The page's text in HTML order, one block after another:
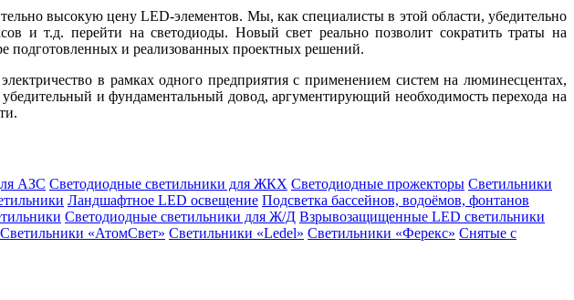
высокую цену LED-элементов. Мы, как специалисты в этой области, убедительно
и т.д. перейти на светодиоды. Новый свет реально позволит сократить траты на
подготовленных и реализованных проектных решений.
в рамках одного предприятия с применением систем на люминесцентах,
и фундаментальный довод, аргументирующий необходимость перехода на
АЗС Светодиодные светильники для ЖКХ Светодиодные прожекторы Светильники
Ландшафтное LED освещение Подсветка бассейнов, водоёмов, фонтанов
Светодиодные светильники для Ж/Д Взрывозащищенные LED светильники
Светильники «АтомСвет» Светильники «Ledel» Светильники «Ферекс» Снятые с